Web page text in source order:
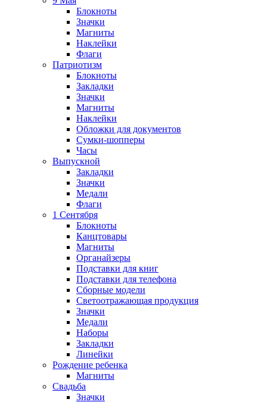
Блокноты
Значки
Магниты
Наклейки
Флаги
Патриотизм
Блокноты
Закладки
Значки
Магниты
Наклейки
Обложки для документов
Сумки-шопперы
Часы
Выпускной
Закладки
Значки
Медали
Флаги
1 Сентября
Блокноты
Канцтовары
Магниты
Органайзеры
Подставки для книг
Подставки для телефона
Сборные модели
Светоотражающая продукция
Значки
Медали
Наборы
Закладки
Линейки
Рождение ребенка
Магниты
Свадьба
Значки